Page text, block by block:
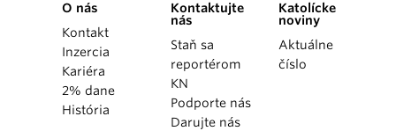
O nás
Kontakt
Inzercia
Kariéra
2% dane
História
Kontaktujte
nás
Staň sa
reportérom
KN
Podporte nás
Darujte nás
Katolícke
noviny
Aktuálne
číslo